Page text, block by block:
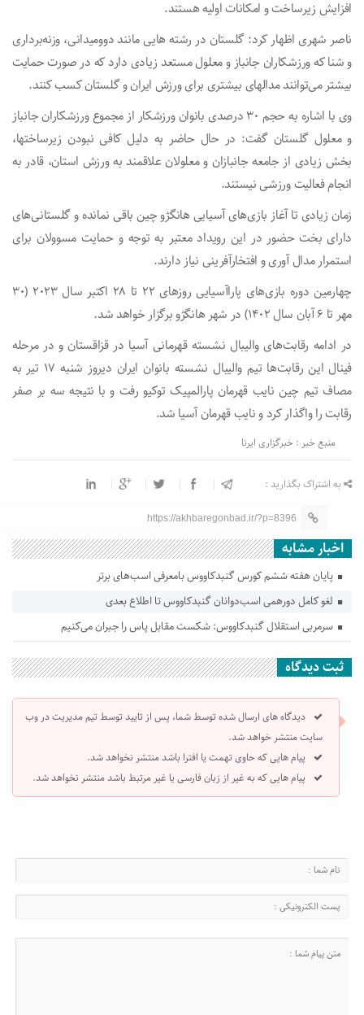
افزایش زیرساخت و امکانات اولیه هستند.
ناصر شهری اظهار کرد: گلستان در رشته هایی مانند دوومیدانی، وزنه‌برداری
و شنا که ورزشکاران جانباز و معلول مستعد زیادی دارد که در صورت حمایت
بیشتر می‌توانند مدالهای بیشتری برای ورزش ایران و گلستان کسب کنند.
وی با اشاره به حجم ۳۰ درصدی بانوان ورزشکار از مجموع ورزشکاران جانباز
و معلول گلستان گفت: در حال حاضر به دلیل کافی نبودن زیرساختها،
بخش زیادی از جامعه جانبازان و معلولان علاقمند به ورزش استان، قادر به
انجام فعالیت ورزشی نیستند.
زمان زیادی تا آغاز بازی‌های آسیایی هانگژو چین باقی نمانده و گلستانی‌های
دارای بخت حضور در این رویداد معتبر به توجه و حمایت مسوولان برای
استمرار مدال آوری و افتخارآفرینی نیاز دارند.
چهارمین دوره بازی‌های پاراآسیایی روزهای ۲۲ تا ۲۸ اکتبر سال ۲۰۲۳ (۳۰
مهر تا ۶ آبان سال ۱۴۰۲) در شهر هانگژو برگزار خواهد شد.
در ادامه رقابت‌های والیبال نشسته قهرمانی آسیا در قزاقستان و در مرحله
فینال این رقابت‌ها تیم والیبال نشسته بانوان ایران دیروز شنبه ۱۷ تیر به
مصاف تیم چین نایب قهرمان پارالمپیک توکیو رفت و با نتیجه سه بر صفر
رقابت را واگذار کرد و نایب قهرمان آسیا شد.
منبع خبر : خبرگزاری ایرنا
به اشتراک بگذارید :
https://akhbaregonbad.ir/?p=8396
اخبار مشابه
پایان هفته ششم کورس گنبدکاووس بامعرفی اسب‌های برتر
لغو کامل دورهمی اسب‌دوانان گنبدکاووس تا اطلاع بعدی
سرمربی استقلال گنبدکاووس: شکست مقابل پاس را جبران می‌کنیم
ثبت دیدگاه
دیدگاه های ارسال شده توسط شما، پس از تایید توسط تیم مدیریت در وب
سایت منتشر خواهد شد.
پیام هایی که حاوی تهمت یا افترا باشد منتشر نخواهد شد.
پیام هایی که به غیر از زبان فارسی یا غیر مرتبط باشد منتشر نخواهد شد.